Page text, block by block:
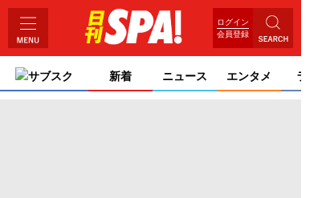
ログイン
会員登録
サブスク 新着 ニュース エンタメ ライ